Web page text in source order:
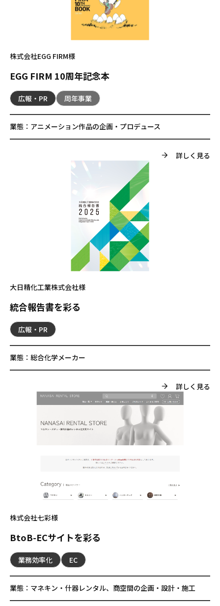
株式会社EGG FIRM様
EGG FIRM 10周年記念本
広報・PR 周年事業
業態： アニメーション作品の企画・プロデュース
詳しく見る
大日精化工業株式会社様
統合報告書を彩る
広報・PR
業態： 総合化学メーカー
詳しく見る
株式会社七彩様
BtoB-ECサイトを彩る
業務効率化 EC
業態： マネキン・什器レンタル、商空間の企画・設計・施工